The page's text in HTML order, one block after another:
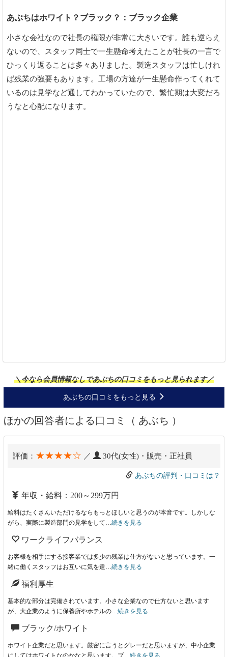
あぶちはホワイト？ブラック？：ブラック企業
小さな会社なので社長の権限が非常に大きいです。誰も逆らえ
ないので、スタッフ同士で一生懸命考えたことが社長の一言で
ひっくり返ることは多々ありました。製造スタッフは忙しけれ
ば残業の強要もあります。工場の方達が一生懸命作ってくれて
いるのは見学など通してわかっていたので、繁忙期は大変だろ
うなと心配になります。
＼今なら会員情報なしであぶちの口コミをもっと見られます／
あぶちの口コミをもっと見る
ほかの回答者による口コミ（ あぶち ）
評価： ★★★★☆ ／ 30代(女性)・販売・正社員
あぶちの評判・口コミは？
年収・給料：200～299万円
給料はたくさんいただけるならもっとほしいと思うのが本音です。しかしな
がら、実際に製造部門の見学をして…続きを見る
ワークライフバランス
お客様を相手にする接客業では多少の残業は仕方がないと思っています。一
緒に働くスタッフはお互いに気を遣…続きを見る
福利厚生
基本的な部分は完備されています。小さな企業なので仕方ないと思います
が、大企業のように保養所やホテルの…続きを見る
ブラック/ホワイト
ホワイト企業だと思います。厳密に言うとグレーだと思いますが、中小企業